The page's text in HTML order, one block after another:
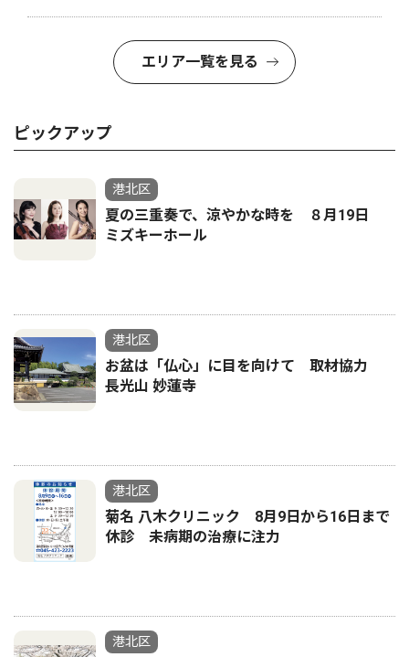
エリア一覧を見る
ピックアップ
港北区
夏の三重奏で、涼やかな時を ８月19日
ミズキーホール
港北区
お盆は「仏心」に目を向けて 取材協力
長光山 妙蓮寺
港北区
菊名 八木クリニック 8月9日から16日まで
休診 未病期の治療に注力
港北区